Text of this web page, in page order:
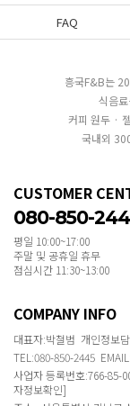
FAQ
흥국F&B는
식음
커피 원두 ·
국내외
CUSTOMER
080-850-
평일 10:00~17:00
주말 및 공휴일 휴무
점심시간 11:30~13:00
COMPANY INFO
대표자:박철범 개인정보
TEL:080-850-2445
사업자 등록번호:766-85-
자정보확인]